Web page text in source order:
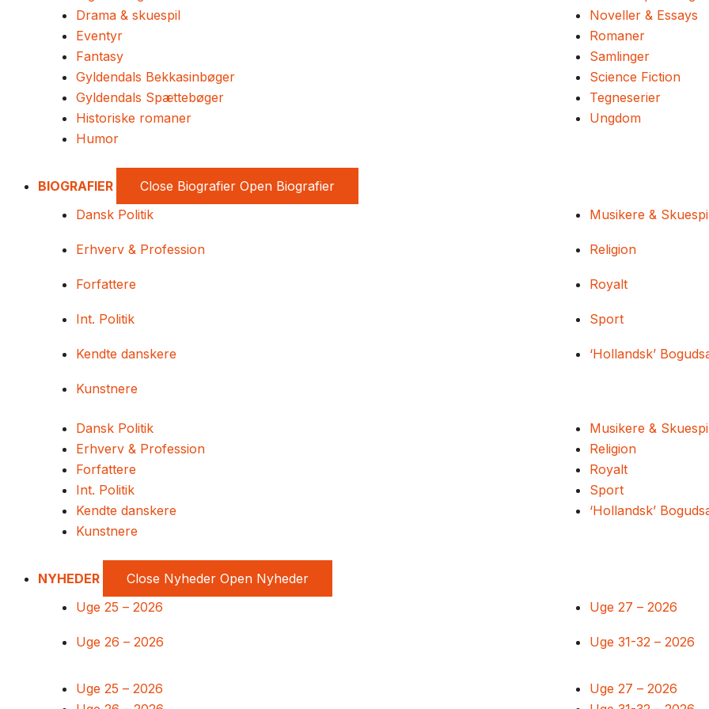
Drama & skuespil
Eventyr
Fantasy
Gyldendals Bekkasinbøger
Gyldendals Spættebøger
Historiske romaner
Humor
Noveller & Essays
Romaner
Samlinger
Science Fiction
Tegneserier
Ungdom
BIOGRAFIER Close Biografier Open Biografier
Dansk Politik
Erhverv & Profession
Forfattere
Int. Politik
Kendte danskere
Kunstnere
Musikere &
Religion
Royalt
Sport
‘Hollandsk’
Dansk Politik
Erhverv & Profession
Forfattere
Int. Politik
Kendte danskere
Kunstnere
Musikere &
Religion
Royalt
Sport
‘Hollandsk’
NYHEDER Close Nyheder Open Nyheder
Uge 25 – 2026
Uge 26 – 2026
Uge 27 – 2026
Uge 31-32 – 2026
Uge 25 – 2026
Uge 27 – 2026